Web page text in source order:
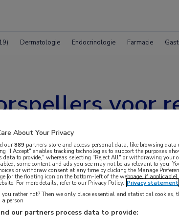
Dermatologie Endocrinologie Farmacie
voor
middel bij
(Ven-HMA) is momenteel de
About Your Privacy
our889 partners store and access personal data, like browsing data
"I Accept" enables tracking technologies to support the purposes
data to provide," whereas selecting "Reject All" or withdrawing your
some content and ads you see may not be as relevant to you.
or withdraw consent at any time by clicking the Manage
[or the floating icon on the bottom-left of the webpage, if
For more details, refer to our Privacy Policy. Privacy statement
rather not? Then we only place essential and statistical cookies,
person
our partners process data to provide: